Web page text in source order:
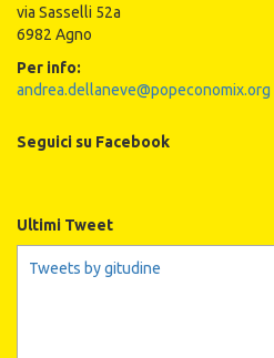
via Sasselli 52a
6982 Agno
Per info:
andrea.dellaneve@popeconomix.org
Seguici su Facebook
Ultimi Tweet
Tweets by gitudine